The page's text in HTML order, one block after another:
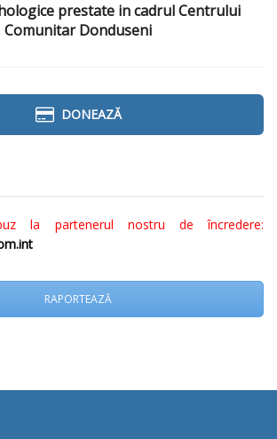
prestate in cadrul Centrului
Comunitar Donduseni
DONEAZĂ
la partenerul nostru de încredere:
RAPORTEAZĂ